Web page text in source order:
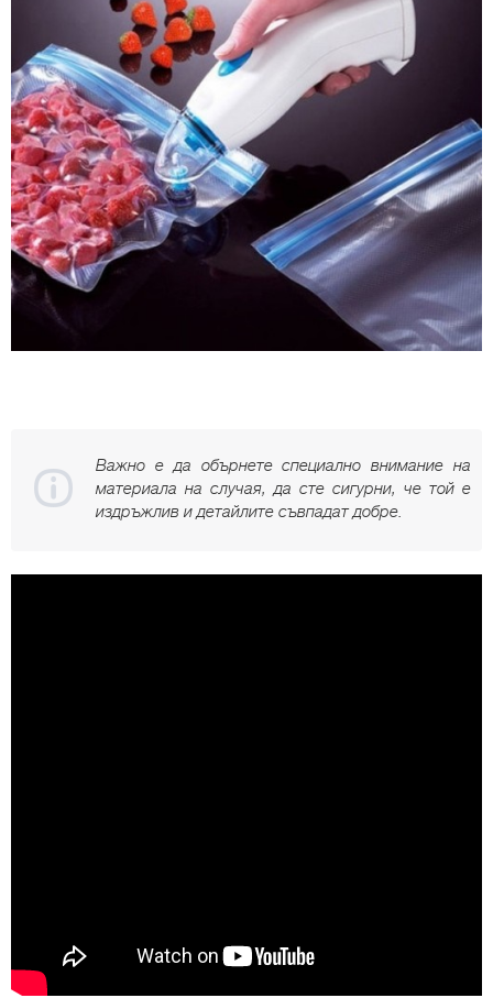
Важно е да обърнете специално внимание на
материала на случая, да сте сигурни, че той е
издръжлив и детайлите съвпадат добре.